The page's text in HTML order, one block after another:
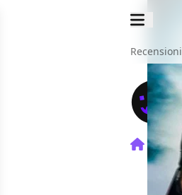
Recensioni
Home